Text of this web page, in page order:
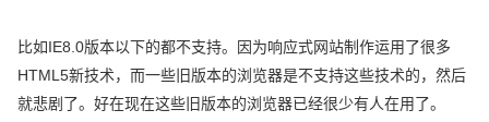
比如IE8.0版本以下的都不支持。因为响应式网站制作运用了很多
HTML5新技术，而一些旧版本的浏览器是不支持这些技术的，然后
就悲剧了。好在现在这些旧版本的浏览器已经很少有人在用了。